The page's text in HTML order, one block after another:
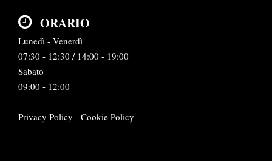
ORARIO
Lunedì - Venerdì
07:30 - 12:30 / 14:00 - 19:00
Sabato
09:00 - 12:00
Privacy Policy - Cookie Policy